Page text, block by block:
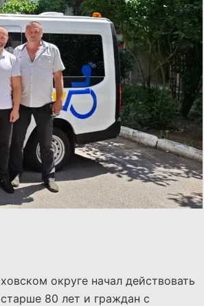
округе начал действовать
80 лет и граждан с